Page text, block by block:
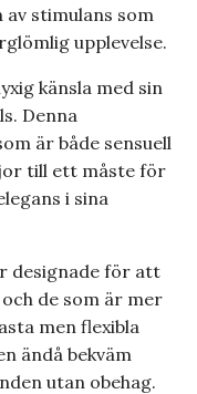
stimulans som
upplevelse.
känsla med sin
Denna
är både sensuell
till ett måste för
i sina
designade för att
de som är mer
men flexibla
ändå bekväm
utan obehag.